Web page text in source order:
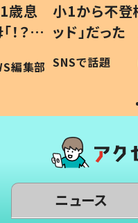
歳息
？」
編集部
小1から不登
ッド」だっ
作り続ける
#令和の子
SNSで話題
ニュース